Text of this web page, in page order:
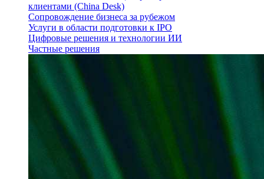
клиентами (China Desk)
Сопровождение бизнеса за рубежом
Услуги в области подготовки к IPO
Цифровые решения и технологии ИИ
Частные решения